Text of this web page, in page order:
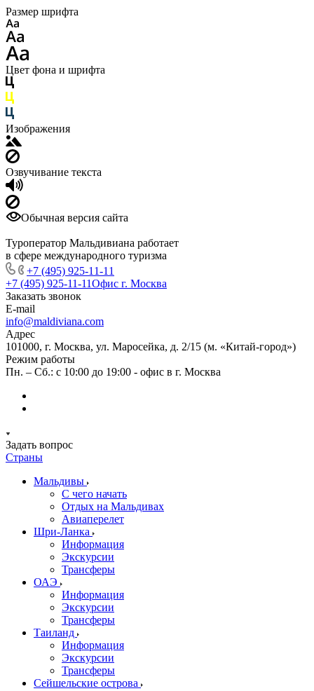
Размер шрифта
Цвет фона и шрифта
Изображения
Озвучивание текста
Обычная версия сайта
Туроператор Мальдивиана работает
в сфере международного туризма
+7 (495) 925-11-11
+7 (495) 925-11-11Офис г. Москва
Заказать звонок
E-mail
info@maldiviana.com
Адрес
101000, г. Москва, ул. Маросейка, д. 2/15 (м. «Китай-город»)
Режим работы
Пн. – Сб.: с 10:00 до 19:00 - офис в г. Москва
Задать вопрос
Страны
Мальдивы
С чего начать
Отдых на Мальдивах
Авиаперелет
Шри-Ланка
Информация
Экскурсии
Трансферы
ОАЭ
Информация
Экскурсии
Трансферы
Таиланд
Информация
Экскурсии
Трансферы
Сейшельские острова